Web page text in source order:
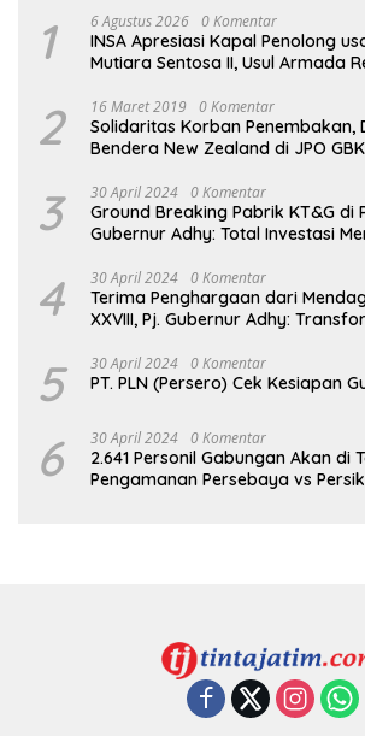
1 6 Agustus 2026 0 Komentar
INSA Apresiasi Kapal Penolong
Mutiara Sentosa II, Usul Armada
2 16 Maret 2019 0 Komentar
Solidaritas Korban Penembakan,
Bendera New Zealand di JPO GBK
3 30 April 2024 0 Komentar
Ground Breaking Pabrik KT&G di
Gubernur Adhy: Total Investasi
4 30 April 2024 0 Komentar
Terima Penghargaan dari
XXVIII, Pj. Gubernur Adhy:
Keberhasilan Jatim
5 30 April 2024 0 Komentar
PT. PLN (Persero) Cek Kesiapan
6 30 April 2024 0 Komentar
2.641 Personil Gabungan Akan di
Pengamanan Persebaya vs Persik